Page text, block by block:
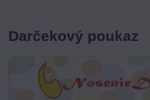
Darčekový poukaz